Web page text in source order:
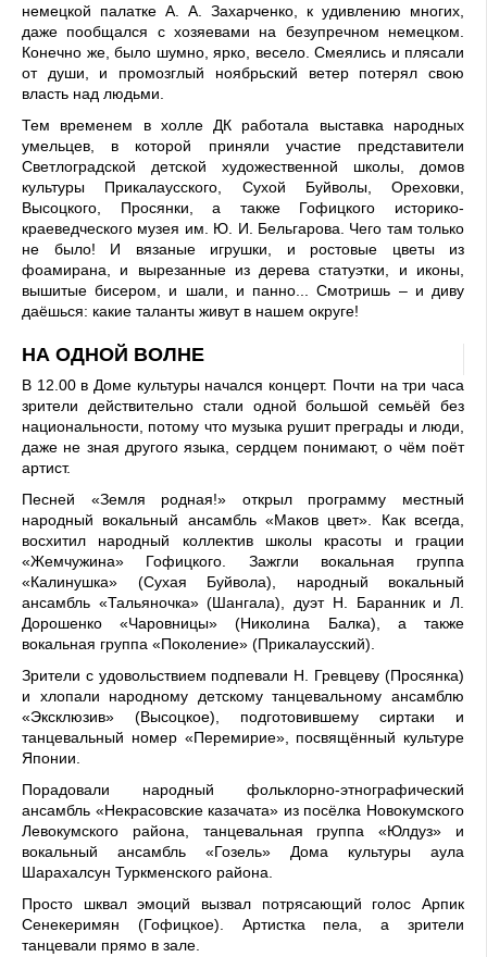
немецкой палатке А. А. Захарченко, к удивлению многих,
даже пообщался с хозяевами на безупречном немецком.
Конечно же, было шумно, ярко, весело. Смеялись и плясали
от души, и промозглый ноябрьский ветер потерял свою
власть над людьми.
Тем временем в холле ДК работала выставка народных
умельцев, в которой приняли участие представители
Светлоградской детской художественной школы, домов
культуры Прикалаусского, Сухой Буйволы, Ореховки,
Высоцкого, Просянки, а также Гофицкого историко-
краеведческого музея им. Ю. И. Бельгарова. Чего там только
не было! И вязаные игрушки, и ростовые цветы из
фоамирана, и вырезанные из дерева статуэтки, и иконы,
вышитые бисером, и шали, и панно... Смотришь – и диву
даёшься: какие таланты живут в нашем округе!
НА ОДНОЙ ВОЛНЕ
В 12.00 в Доме культуры начался концерт. Почти на три часа
зрители действительно стали одной большой семьёй без
национальности, потому что музыка рушит преграды и люди,
даже не зная другого языка, сердцем понимают, о чём поёт
артист.
Песней «Земля родная!» открыл программу местный
народный вокальный ансамбль «Маков цвет». Как всегда,
восхитил народный коллектив школы красоты и грации
«Жемчужина» Гофицкого. Зажгли вокальная группа
«Калинушка» (Сухая Буйвола), народный вокальный
ансамбль «Тальяночка» (Шангала), дуэт Н. Баранник и Л.
Дорошенко «Чаровницы» (Николина Балка), а также
вокальная группа «Поколение» (Прикалаусский).
Зрители с удовольствием подпевали Н. Гревцеву (Просянка)
и хлопали народному детскому танцевальному ансамблю
«Эксклюзив» (Высоцкое), подготовившему сиртаки и
танцевальный номер «Перемирие», посвящённый культуре
Японии.
Порадовали народный фольклорно-этнографический
ансамбль «Некрасовские казачата» из посёлка Новокумского
Левокумского района, танцевальная группа «Юлдуз» и
вокальный ансамбль «Гозель» Дома культуры аула
Шарахалсун Туркменского района.
Просто шквал эмоций вызвал потрясающий голос Арпик
Сенекеримян (Гофицкое). Артистка пела, а зрители
танцевали прямо в зале.